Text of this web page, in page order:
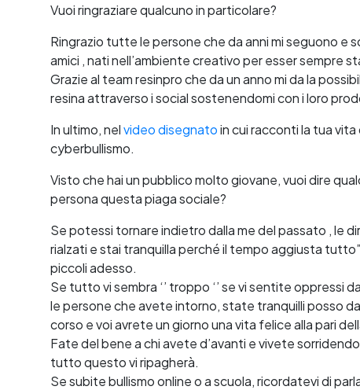
Vuoi ringraziare qualcuno in particolare?
Ringrazio tutte le persone che da anni mi seguono e
amici , nati nell’ambiente creativo per esser sempre
Grazie al team resinpro che da un anno mi da la
resina attraverso i social sostenendomi con i loro
In ultimo, nelvideo disegnatoin cui racconti la tua
cyberbullismo.
Visto che hai un pubblico molto giovane, vuoi dire
persona questa piaga sociale?
Se potessi tornare indietro dalla me del passato , le
rialzati e stai tranquilla perché il tempo aggiusta
piccoli adesso.
Se tutto vi sembra ‘’ troppo ‘’ se vi sentite oppressi
le persone che avete intorno, state tranquilli posso
corso e voi avrete un giorno una vita felice alla pari
Fate del bene a chi avete d’avanti e vivete
tutto questo vi ripagherà.
Se subite bullismo online o a scuola, ricordatevi di